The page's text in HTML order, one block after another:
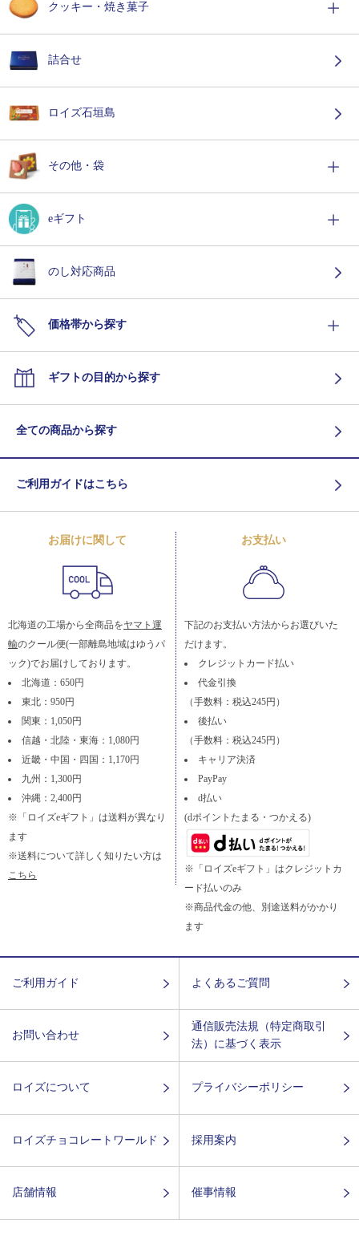
クッキー・焼き菓子
詰合せ
ロイズ石垣島
その他・袋
eギフト
のし対応商品
価格帯から探す
ギフトの目的から探す
全ての商品から探す
ご利用ガイドはこちら
お届けに関して
北海道の工場から全商品をヤマト運
輸のクール便(一部離島地域はゆうパ
ック)でお届けしております。
北海道：650円
東北：950円
関東：1,050円
信越・北陸・東海：1,080円
近畿・中国・四国：1,170円
九州：1,300円
沖縄：2,400円
※「ロイズeギフト」は送料が異なり
ます
※送料について詳しく知りたい方は
こちら
お支払い
下記のお支払い方法からお選びいた
だけます。
クレジットカード払い
代金引換
（手数料：税込245円）
後払い
（手数料：税込245円）
キャリア決済
PayPay
d払い
(dポイントたまる・つかえる)
※「ロイズeギフト」はクレジットカ
ード払いのみ
※商品代金の他、別途送料がかかり
ます
ご利用ガイド よくあるご質問
お問い合わせ
通信販売法規（特定商取引
法）に基づく表示
ロイズについて プライバシーポリシー
ロイズチョコレートワールド 採用案内
店舗情報 催事情報